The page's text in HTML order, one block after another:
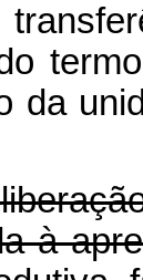
da
à